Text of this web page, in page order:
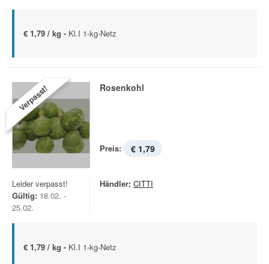
€ 1,79 / kg - Kl.I 1-kg-Netz
Verpasst! Rosenkohl
Preis: € 1,79
Leider verpasst!
Gültig: 18.02. -
25.02.
Händler: CITTI
€ 1,79 / kg - Kl.I 1-kg-Netz